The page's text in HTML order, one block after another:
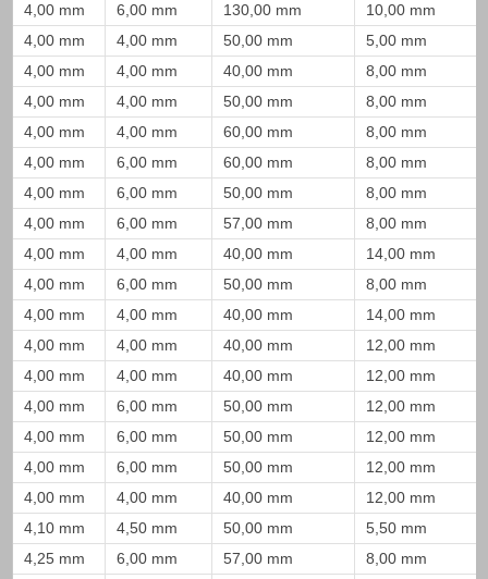
4,00 mm
6,00 mm 130,00 mm
10,00 mm
4,00 mm
4,00 mm 50,00 mm
5,00 mm
4,00 mm
4,00 mm 40,00 mm
8,00 mm
4,00 mm
4,00 mm 50,00 mm
8,00 mm
4,00 mm
4,00 mm 60,00 mm
8,00 mm
4,00 mm
6,00 mm 60,00 mm
8,00 mm
4,00 mm
6,00 mm 50,00 mm
8,00 mm
4,00 mm
6,00 mm 57,00 mm
8,00 mm
4,00 mm
4,00 mm 40,00 mm
14,00 mm
4,00 mm
6,00 mm 50,00 mm
8,00 mm
4,00 mm
4,00 mm 40,00 mm
14,00 mm
4,00 mm
4,00 mm 40,00 mm
12,00 mm
4,00 mm
4,00 mm 40,00 mm
12,00 mm
4,00 mm
6,00 mm 50,00 mm
12,00 mm
4,00 mm
6,00 mm 50,00 mm
12,00 mm
4,00 mm
6,00 mm 50,00 mm
12,00 mm
4,00 mm
4,00 mm 40,00 mm
12,00 mm
4,10 mm
4,50 mm 50,00 mm
5,50 mm
4,25 mm
6,00 mm 57,00 mm
8,00 mm